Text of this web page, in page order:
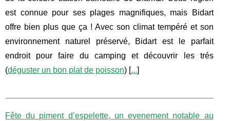
est connue pour ses plages magnifiques, mais Bidart
offre bien plus que ça ! Avec son climat tempéré et son
environnement naturel préservé, Bidart est le parfait
endroit pour faire du camping et découvrir les trés
(déguster un bon plat de poisson) [...]
Fête du piment d’espelette, un evenement notable au